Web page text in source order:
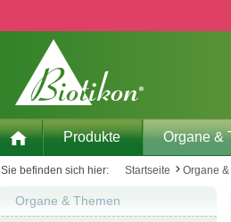
Produkte Organe &
Sie befinden sich hier: Startseite Organe
Organe & Themen